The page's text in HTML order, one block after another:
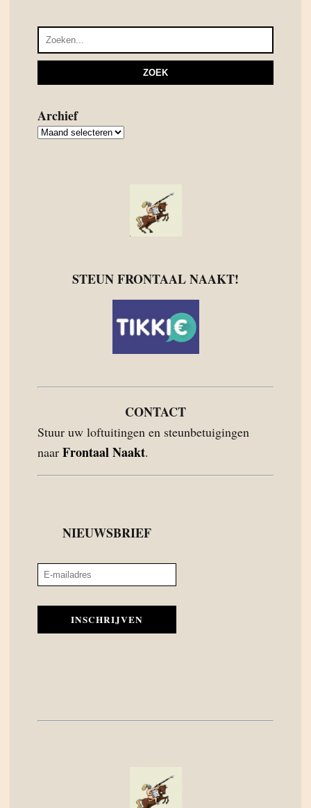
Archief
Archief
STEUN FRONTAAL NAAKT!
CONTACT
Stuur uw loftuitingen en steunbetuigingen
naar Frontaal Naakt.
NIEUWSBRIEF
INSCHRIJVEN